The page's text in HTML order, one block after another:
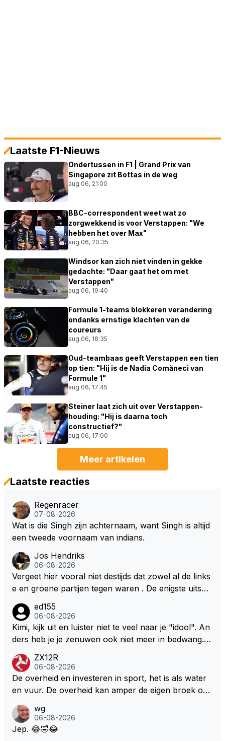
Laatste F1-Nieuws
Ondertussen in F1 | Grand Prix van
Singapore zit Bottas in de weg
aug 06, 21:00
BBC-correspondent weet wat zo
zorgwekkend is voor Verstappen: "We
hebben het over Max"
aug 06, 20:35
Windsor kan zich niet vinden in gekke
gedachte: "Daar gaat het om met
Verstappen"
aug 06, 19:40
Formule 1-teams blokkeren verandering
ondanks ernstige klachten van de
coureurs
aug 06, 18:35
Oud-teambaas geeft Verstappen een tien
op tien: "Hij is de Nadia Comăneci van
Formule 1"
aug 06, 17:45
Steiner laat zich uit over Verstappen-
houding: "Hij is daarna toch
constructief?"
aug 06, 17:00
Meer artikelen
Laatste reacties
Regenracer
07-08-2026
Wat is die Singh zijn achternaam, want Singh is altijd
een tweede voornaam van indians.
Jos Hendriks
06-08-2026
Vergeet hier vooral niet destijds dat zowel al de links
e en groene partijen tegen waren . De enigste uitspr
over dan kunnen ze hun eigen uitlaat gassen inade
men maar niet wetende was dat de F1 motor schone
r is dan een normale auto. Dus denk echt niet dat de
ters zullen steunen laat staan om een euro in het cir
cuit Zandvoort te steken
ed155
06-08-2026
Kimi, kijk uit en luister niet te veel naar je "idool". An
ders heb je je zenuwen ook niet meer in bedwang. Zi
Marquez/Jos ? Veel gezelliger
ZX12R
06-08-2026
De overheid en investeren in sport, het is als water
en vuur. De overheid kan amper de eigen broek oph
s. Je kunt de Staat het best vergelijken met de sherif
f van Nottinghem (Robin Hood) welk achter de bom
wg
06-08-2026
Jep. 😂🤣😂